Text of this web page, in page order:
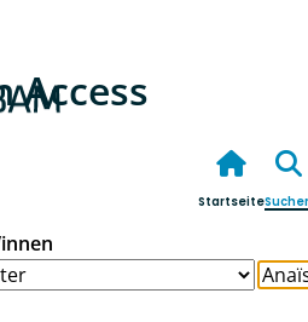
Access
Startseite